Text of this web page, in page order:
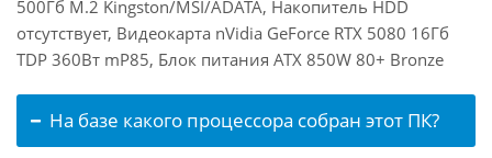
500Гб M.2 Kingston/MSI/ADATA, Накопитель HDD
отсутствует, Видеокарта nVidia GeForce RTX 5080 16Гб
TDP 360Вт mP85, Блок питания ATX 850W 80+ Bronze
На базе какого процессора собран этот ПК?